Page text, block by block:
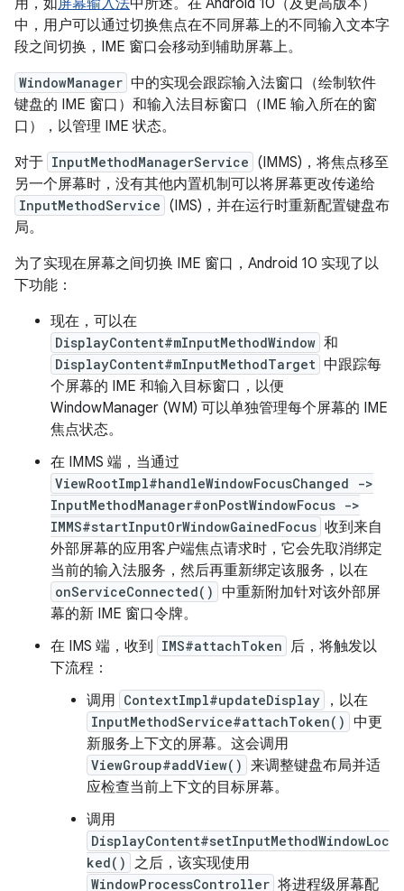
中，用户可以通过切换焦点在不同屏幕上的不同输入文本字
段之间切换，IME 窗口会移动到辅助屏幕上。
WindowManager 中的实现会跟踪输入法窗口（绘制软件
键盘的 IME 窗口）和输入法目标窗口（IME 输入所在的窗
口），以管理 IME 状态。
对于 InputMethodManagerService (IMMS)，将焦点移至
另一个屏幕时，没有其他内置机制可以将屏幕更改传递给
InputMethodService (IMS)，并在运行时重新配置键盘布
局。
为了实现在屏幕之间切换 IME 窗口，Android 10 实现了以
下功能：
现在，可以在
DisplayContent#mInputMethodWindow 和
DisplayContent#mInputMethodTarget 中跟踪每
个屏幕的 IME 和输入目标窗口，以便
WindowManager (WM) 可以单独管理每个屏幕的 IME
焦点状态。
在 IMMS 端，当通过
ViewRootImpl#handleWindowFocusChanged ->
InputMethodManager#onPostWindowFocus ->
IMMS#startInputOrWindowGainedFocus 收到来自
外部屏幕的应用客户端焦点请求时，它会先取消绑定
当前的输入法服务，然后再重新绑定该服务，以在
onServiceConnected() 中重新附加针对该外部屏
幕的新 IME 窗口令牌。
在 IMS 端，收到 IMS#attachToken
后，将触发以
下流程：
调用 ContextImpl#updateDisplay ，以在
InputMethodService#attachToken() 中更
新服务上下文的屏幕。这会调用
ViewGroup#addView() 来调整键盘布局并适
应检查当前上下文的目标屏幕。
调用
DisplayContent#setInputMethodWindowLoc
ked()
之后，该实现使用
WindowProcessController 将进程级屏幕配